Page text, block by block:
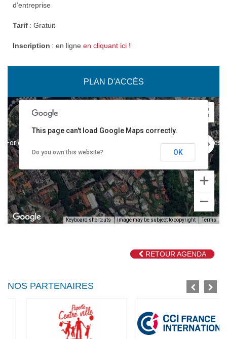
d’entreprise
Tarif : Gratuit
Inscription : en ligne en cliquant ici !
PLAN D'ACCÈS
For development purposes
For development purposes only
Keyboard shortcuts Image may be subject to copyright Terms
This page can't load Google Maps correctly.
Do you own this website? OK
RETOUR AGENDA
NOS PARTENAIRES